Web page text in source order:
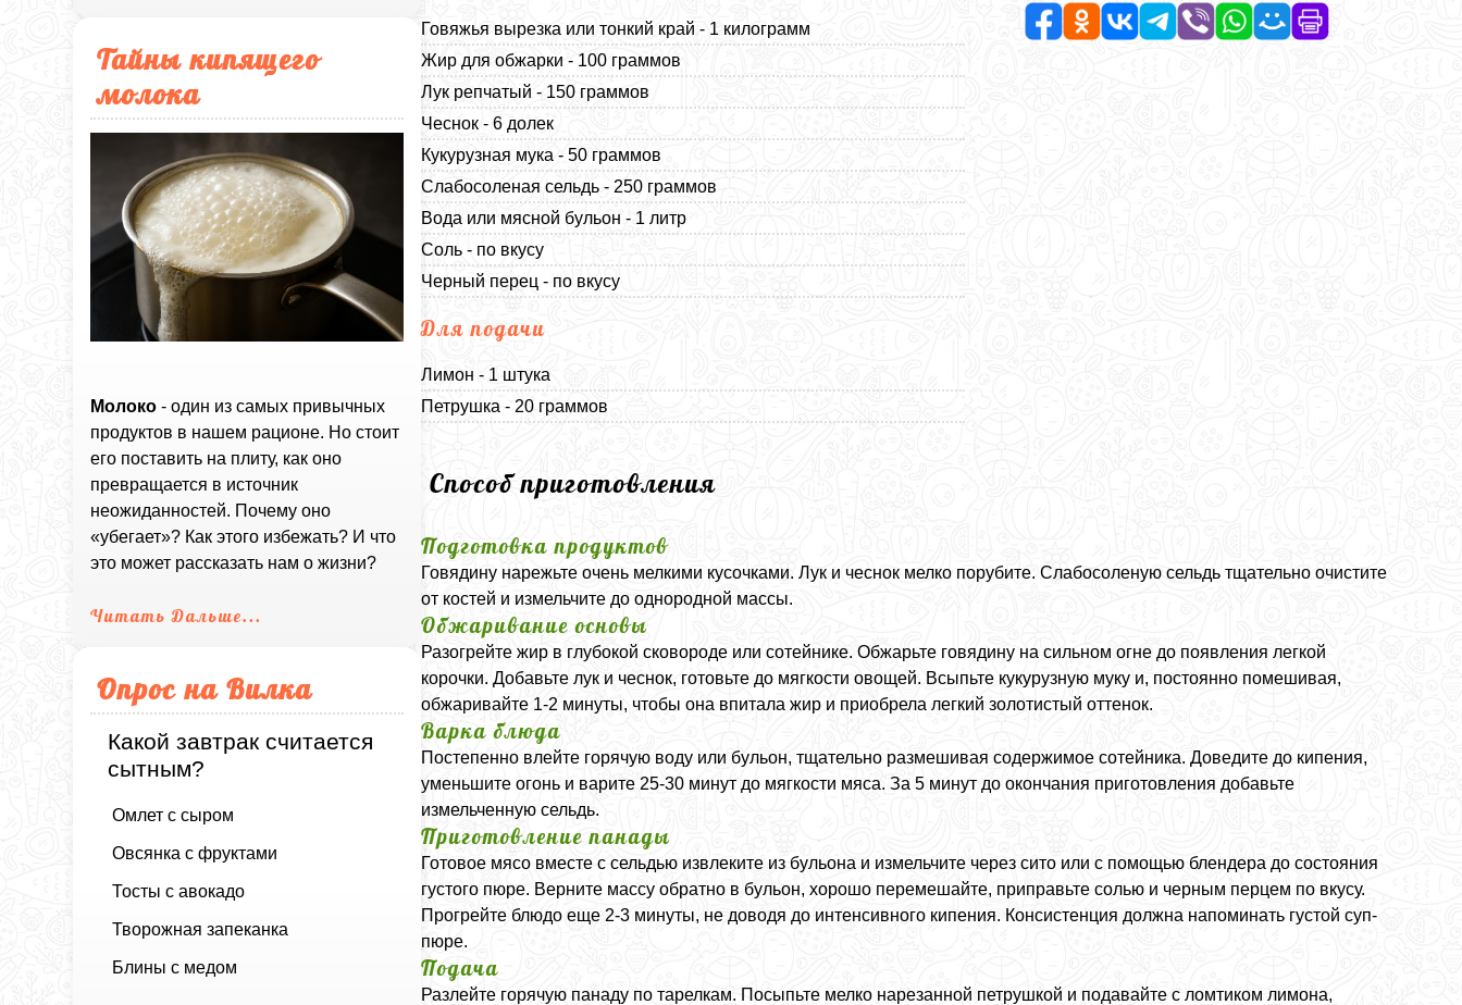
Тайны кипящего
молока
Молоко - один из самых привычных
продуктов в нашем рационе. Но стоит
его поставить на плиту, как оно
превращается в источник
неожиданностей. Почему оно
«убегает»? Как этого избежать? И что
это может рассказать нам о жизни?
Читать Дальше...
Опрос на Вилка
Какой завтрак считается
сытным?
Омлет с сыром
Овсянка с фруктами
Тосты с авокадо
Творожная запеканка
Блины с медом
Говяжья вырезка или тонкий край - 1 килограмм
Жир для обжарки - 100 граммов
Лук репчатый - 150 граммов
Чеснок - 6 долек
Кукурузная мука - 50 граммов
Слабосоленая сельдь - 250 граммов
Вода или мясной бульон - 1 литр
Соль - по вкусу
Черный перец - по вкусу
Для подачи
Лимон - 1 штука
Петрушка - 20 граммов
Способ приготовления
Подготовка продуктов
Говядину нарежьте очень мелкими кусочками. Лук и чеснок мелко порубите. Слабосоленую сельдь тщательно очистите
от костей и измельчите до однородной массы.
Обжаривание основы
Разогрейте жир в глубокой сковороде или сотейнике. Обжарьте говядину на сильном огне до появления легкой
корочки. Добавьте лук и чеснок, готовьте до мягкости овощей. Всыпьте кукурузную муку и, постоянно помешивая,
обжаривайте 1-2 минуты, чтобы она впитала жир и приобрела легкий золотистый оттенок.
Варка блюда
Постепенно влейте горячую воду или бульон, тщательно размешивая содержимое сотейника. Доведите до кипения,
уменьшите огонь и варите 25-30 минут до мягкости мяса. За 5 минут до окончания приготовления добавьте
измельченную сельдь.
Приготовление панады
Готовое мясо вместе с сельдью извлеките из бульона и измельчите через сито или с помощью блендера до состояния
густого пюре. Верните массу обратно в бульон, хорошо перемешайте, приправьте солью и черным перцем по вкусу.
Прогрейте блюдо еще 2-3 минуты, не доводя до интенсивного кипения. Консистенция должна напоминать густой суп-
пюре.
Подача
Разлейте горячую панаду по тарелкам. Посыпьте мелко нарезанной петрушкой и подавайте с ломтиком лимона,